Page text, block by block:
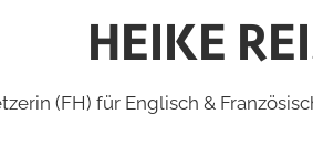
HEIKE
(FH) für Englisch &